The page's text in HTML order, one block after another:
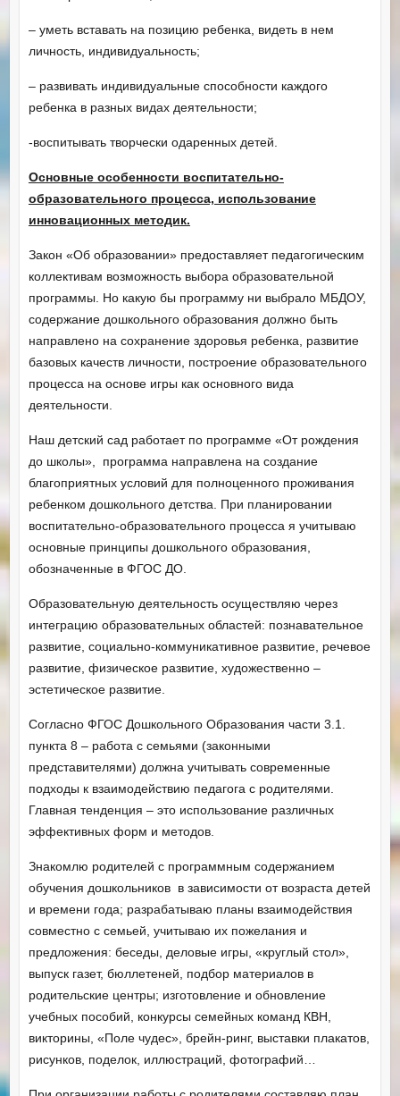
– уметь вставать на позицию ребенка, видеть в нем
личность, индивидуальность;
– развивать индивидуальные способности каждого
ребенка в разных видах деятельности;
-воспитывать творчески одаренных детей.
Основные особенности воспитательно-
образовательного процесса, использование
инновационных методик.
Закон «Об образовании» предоставляет педагогическим
коллективам возможность выбора образовательной
программы. Но какую бы программу ни выбрало МБДОУ,
содержание дошкольного образования должно быть
направлено на сохранение здоровья ребенка, развитие
базовых качеств личности, построение образовательного
процесса на основе игры как основного вида
деятельности.
Наш детский сад работает по программе «От рождения
до школы», программа направлена на создание
благоприятных условий для полноценного проживания
ребенком дошкольного детства. При планировании
воспитательно-образовательного процесса я учитываю
основные принципы дошкольного образования,
обозначенные в ФГОС ДО.
Образовательную деятельность осуществляю через
интеграцию образовательных областей: познавательное
развитие, социально-коммуникативное развитие, речевое
развитие, физическое развитие, художественно –
эстетическое развитие.
Согласно ФГОС Дошкольного Образования части 3.1.
пункта 8 – работа с семьями (законными
представителями) должна учитывать современные
подходы к взаимодействию педагога с родителями.
Главная тенденция – это использование различных
эффективных форм и методов.
Знакомлю родителей с программным содержанием
обучения дошкольников в зависимости от возраста детей
и времени года; разрабатываю планы взаимодействия
совместно с семьей, учитываю их пожелания и
предложения: беседы, деловые игры, «круглый стол»,
выпуск газет, бюллетеней, подбор материалов в
родительские центры; изготовление и обновление
учебных пособий, конкурсы семейных команд КВН,
викторины, «Поле чудес», брейн-ринг, выставки плакатов,
рисунков, поделок, иллюстраций, фотографий…